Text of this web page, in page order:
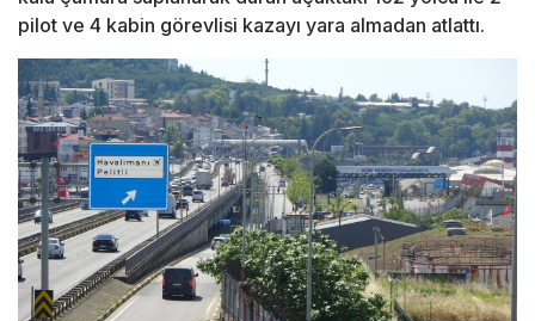
pilot ve 4 kabin görevlisi kazayı yara almadan atlattı.